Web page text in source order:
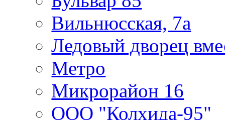
Вильнюсская, 7а
Ледовый дворец
Метро
Микрорайон 16
ООО "Колхида-95"